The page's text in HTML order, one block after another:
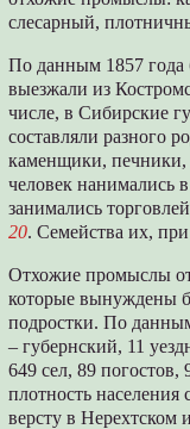
слесарный,
По данным 1857 года
выезжали из
числе, в Сибирские
составляли разного
каменщики,
человек нанимались
занимались
20. Семейства их,
Отхожие промыслы
которые вынуждены
подростки. По
– губернский, 11
649 сел, 89 погостов,
плотность населения
версту в Нерехтском